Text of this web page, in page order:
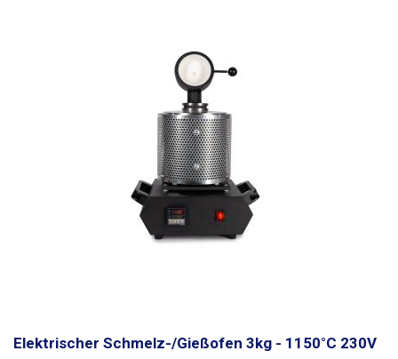
oder verschiedene feine Sande und andere verwandte pulverförmige
Poliermaterialien verwendet, zusammen mit dem Schleifmittel wird dem
Polierer auch die Polierflüssigkeit durch normales Wasser oder eine
andere Flüssigkeit hinzugefügt, um den Reinigungsprozess zu fördern.
Die versiegelte und gefüllte Trommel dreht sich für eine voreingestellte
Zeit, wodurch die Gegenstände ähnlich wie beim Handpolieren mit Paste
mattiert und poliert werden. Die Trommel kann durch den Gebrauch
stumpf (undurchsichtig) werden. Der Drehpolierer verfügt über zwei
Drehwähler und einen Schalter auf der Vorderseite, der erste Drehwähler
dient zum Einschalten und Einstellen der Trommeldrehzeit 1-60min, mit
dem zweiten kann die Drehgeschwindigkeit in fünf verschiedenen
Geschwindigkeiten gewählt werden. Mit dem Wippschalter kann die
Elektrischer Schmelz-/Gießofen 3kg - 1150°C 230V